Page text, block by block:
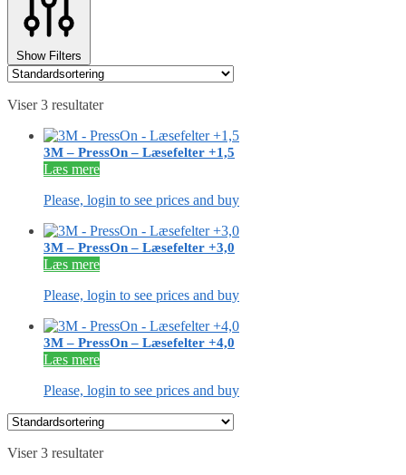
Show Filters
Viser 3 resultater
3M – PressOn – Læsefelter +1,5
Læs mere
Please, login to see prices and buy
3M – PressOn – Læsefelter +3,0
Læs mere
Please, login to see prices and buy
3M – PressOn – Læsefelter +4,0
Læs mere
Please, login to see prices and buy
Viser 3 resultater